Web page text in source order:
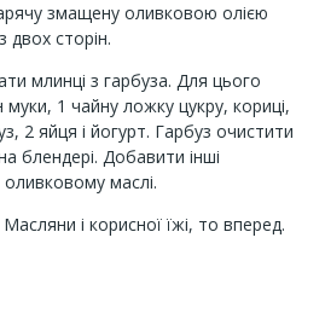
змащену оливковою олією
сторін.
млинці з гарбуза. Для цього
1 чайну ложку цукру, кориці,
2 яйця і йогурт. Гарбуз очистити
блендері. Добавити інші
маслі.
і корисної їжі, то вперед.